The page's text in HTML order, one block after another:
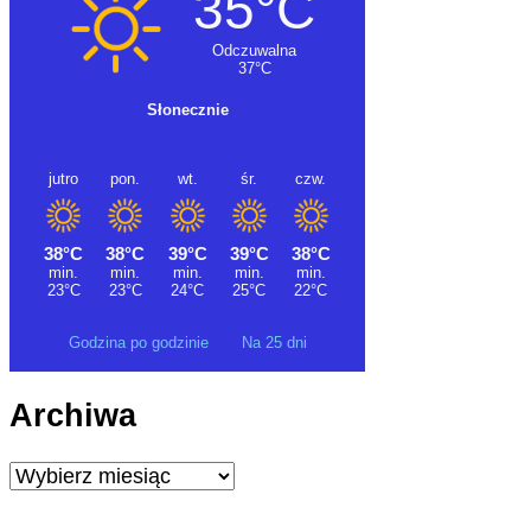
Godzina po godzinie Na 25 dni
Archiwa
Archiwa